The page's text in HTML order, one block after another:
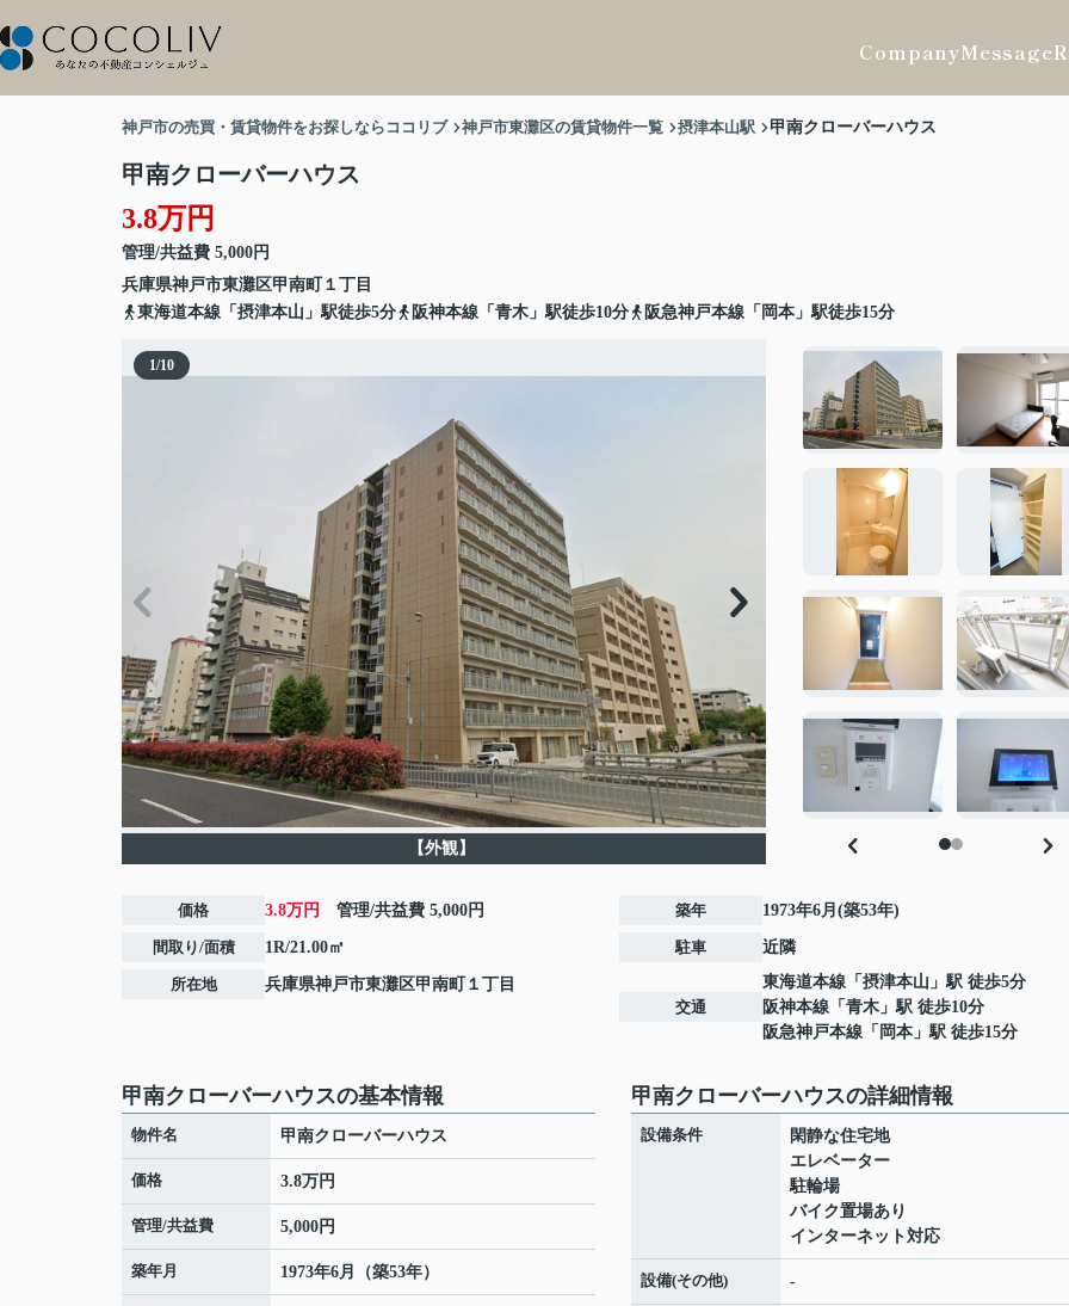
CompanyMessage
神戸市の売買・賃貸物件をお探しならココリブ 神戸市東灘区の賃貸物件一覧 摂津本山駅 甲南クローバーハウス
甲南クローバーハウス
3.8万円
管理/共益費 5,000円
兵庫県神戸市東灘区甲南町
１丁目
東海道本線「摂津本山」駅徒歩5分
阪神本線「青木」駅徒歩10分 阪急神戸本線「岡本」駅徒歩15分
1/10
【外観】
価格 3.8万円 管理/共益費 5,000円
間取り/面積 1R/21.00㎡
所在地 兵庫県神戸市東灘区甲南町 １丁目
築年 1973年6月(築53年)
駐車 近隣
交通
東海道本線 「 摂津本山 」駅 徒歩5分
阪神本線 「 青木 」駅 徒歩10分
阪急神戸本線 「 岡本 」駅 徒歩15分
甲南クローバーハウスの基本情報
物件名 甲南クローバーハウス
価格 3.8万円
管理/共益費 5,000円
築年月 1973年6月（築53年）
甲南クローバーハウスの詳細情報
設備条件
閑静な住宅地
エレベーター
駐輪場
バイク置場あり
インターネット対応
設備(その他) -